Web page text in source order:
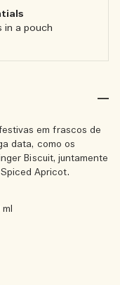
in a pouch
em frascos de
data, como os
Biscuit, juntamente
Apricot.